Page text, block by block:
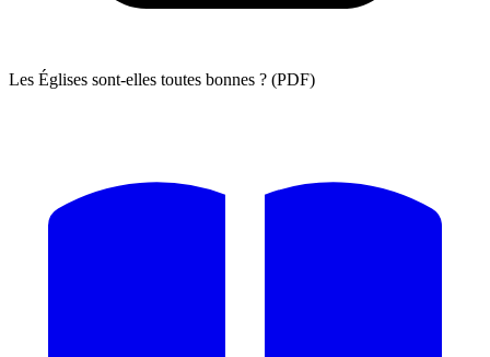
Les Églises sont-elles toutes bonnes ? (PDF)